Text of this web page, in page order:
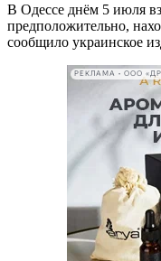
В Одессе днём 5 июля
предположительно,
сообщило украинское
РЕКЛАМА • ООО